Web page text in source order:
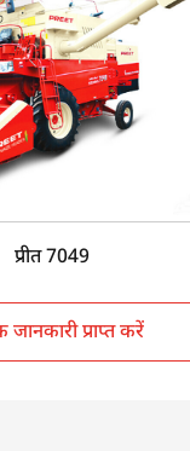
बहु फसल, गेहूँ,
101 HP
Sunshade
प्रीत 7049
प्राप्त करें